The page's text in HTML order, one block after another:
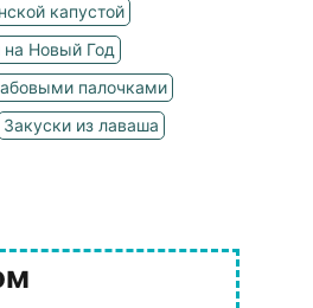
капустой
Новый Год
палочками
Закуски из лаваша